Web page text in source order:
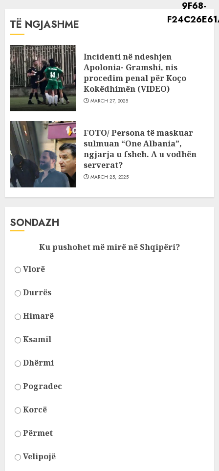
TË NGJASHME
Incidenti në ndeshjen
Apolonia- Gramshi, nis
procedim penal për Koço
Kokëdhimën (VIDEO)
MARCH 27, 2025
FOTO/ Persona të maskuar
sulmuan “One Albania”,
ngjarja u fsheh. A u vodhën
serverat?
MARCH 25, 2025
SONDAZH
Ku pushohet më mirë në Shqipëri?
Vlorë
Durrës
Himarë
Ksamil
Dhërmi
Pogradec
Korcë
Përmet
Velipojë